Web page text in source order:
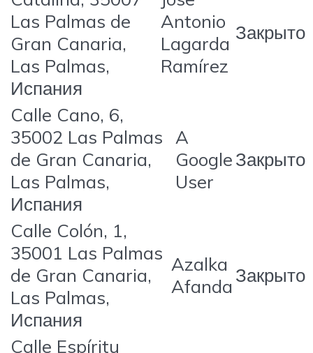
Las Palmas de
Gran Canaria,
Las Palmas,
Испания
Antonio
Lagarda
Ramírez
Закрыто
Calle Cano, 6,
35002 Las Palmas
de Gran Canaria,
Las Palmas,
Испания
A
Google
User
Закрыто
Calle Colón, 1,
35001 Las Palmas
de Gran Canaria,
Las Palmas,
Испания
Azalka
Afanda Закрыто
Calle Espíritu